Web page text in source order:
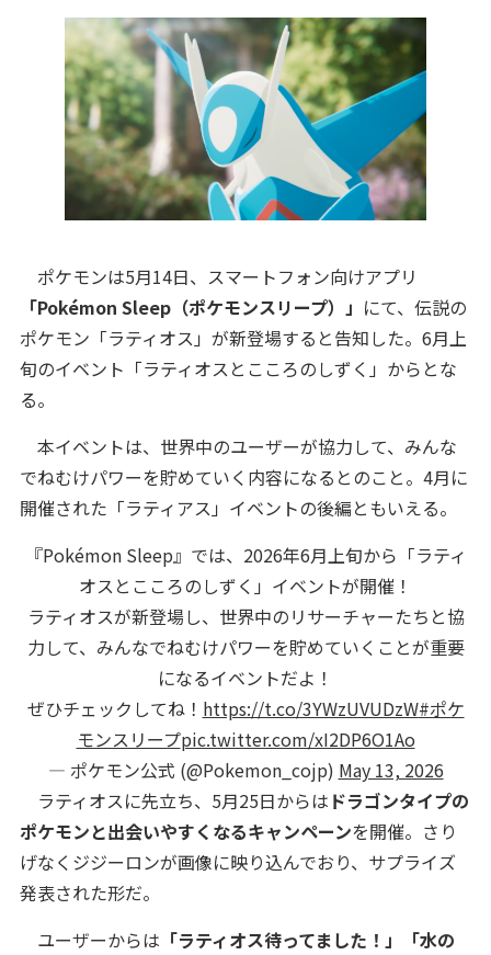
ポケモンは5月14日、スマートフォン向けアプリ
「Pokémon Sleep（ポケモンスリープ）」 にて、伝説の
ポケモン「ラティオス」が新登場すると告知した。6月上
旬のイベント「ラティオスとこころのしずく」からとな
る。
本イベントは、世界中のユーザーが協力して、みんな
でねむけパワーを貯めていく内容になるとのこと。4月に
開催された「ラティアス」イベントの後編ともいえる。
『Pokémon Sleep』では、2026年6月上旬から「ラティ
オスとこころのしずく」イベントが開催！
ラティオスが新登場し、世界中のリサーチャーたちと協
力して、みんなでねむけパワーを貯めていくことが重要
になるイベントだよ！
ぜひチェックしてね！ https://t.co/3YWzUVUDzW#ポケ
モンスリープpic.twitter.com/xI2DP6O1Ao
— ポケモン公式 (@Pokemon_cojp) May 13, 2026
ラティオスに先立ち、5月25日からは ドラゴンタイプの
ポケモンと出会いやすくなるキャンペーンを開催。さり
げなくジジーロンが画像に映り込んでおり、サプライズ
発表された形だ。
ユーザーからは 「ラティオス待ってました！」「水の